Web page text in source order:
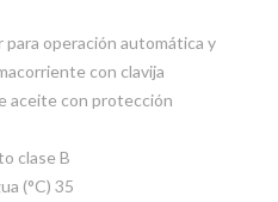
operación automática y
con clavija
aceite con protección
clase B
(°C) 35